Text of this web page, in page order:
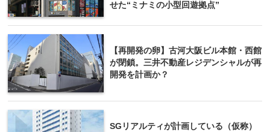
せた“ミナミの小型回遊拠点”
【再開発の卵】古河大阪ビル本館・西館
が閉鎖。三井不動産レジデンシャルが再
開発を計画か？
SGリアルティが計画している（仮称）